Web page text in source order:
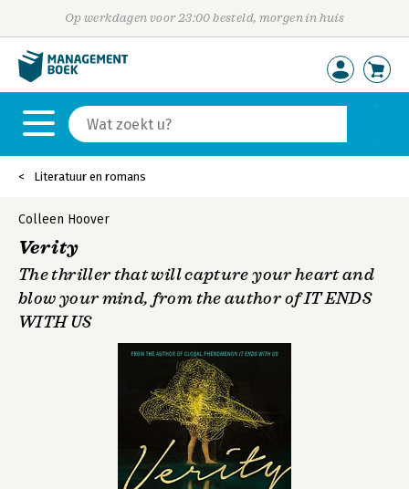
Op werkdagen voor 23:00 besteld, morgen in huis
Literatuur en romans
Colleen Hoover
Verity
The thriller that will capture your heart and
blow your mind, from the author of IT ENDS
WITH US